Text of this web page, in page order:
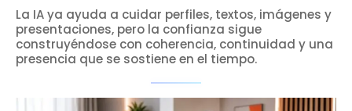
La IA ya ayuda a cuidar perfiles, textos, imágenes y
presentaciones, pero la confianza sigue
construyéndose con coherencia, continuidad y una
presencia que se sostiene en el tiempo.